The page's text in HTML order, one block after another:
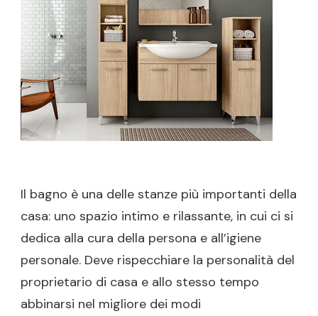
Il bagno è una delle stanze più importanti della
casa: uno spazio intimo e rilassante, in cui ci si
dedica alla cura della persona e all’igiene
personale. Deve rispecchiare la personalità del
proprietario di casa e allo stesso tempo
abbinarsi nel migliore dei modi